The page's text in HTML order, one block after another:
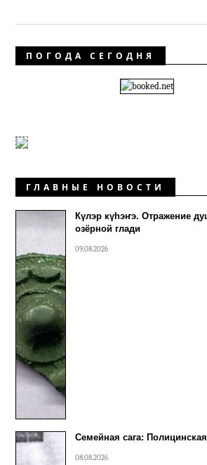
ПОГОДА СЕГОДНЯ
ГЛАВНЫЕ НОВОСТИ
Күлэр күhэҥэ. Отражение
озёрной глади
09.08.2026
Семейная сага:
08.08.2026